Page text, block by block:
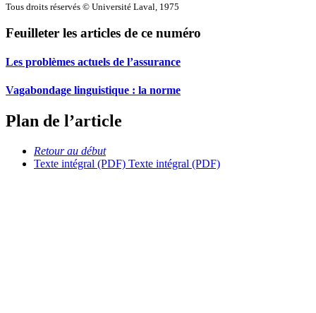
Tous droits réservés © Université Laval, 1975
Feuilleter les articles de ce numéro
Les problèmes actuels de l’assurance
Vagabondage linguistique : la norme
Plan de l’article
Retour au début
Texte intégral (PDF) Texte intégral (PDF)